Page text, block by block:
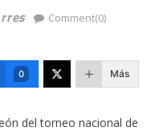
Comment(0)
0 Más
del torneo nacional de